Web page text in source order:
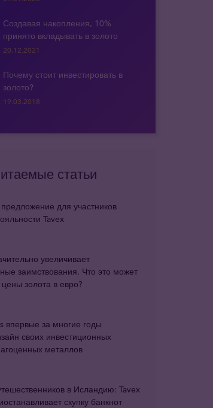
Создавая накопления, 10%
принято вкладывать в золото
20.12.2021
Почему стоит инвестировать в
золото?
19.03.2018
статьи
предложение для участников
Tavex
увеличивает
заимствования. Что это может
золота в евро?
впервые за многие годы
своих инвестиционных
металлов
в Исландию: Tavex
скупку банкнот